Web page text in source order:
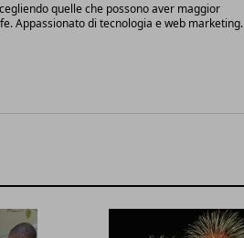
quelle che possono aver maggior
Appassionato di tecnologia e web marketing.